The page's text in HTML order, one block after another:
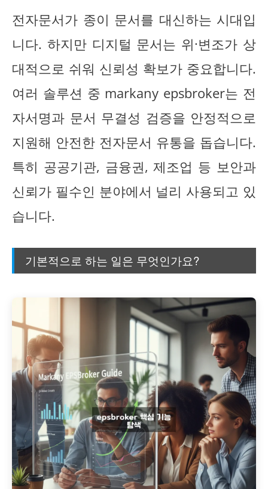
전자문서가 종이 문서를 대신하는 시대입
니다. 하지만 디지털 문서는 위·변조가 상
대적으로 쉬워 신뢰성 확보가 중요합니다.
여러 솔루션 중 markany epsbroker는 전
자서명과 문서 무결성 검증을 안정적으로
지원해 안전한 전자문서 유통을 돕습니다.
특히 공공기관, 금융권, 제조업 등 보안과
신뢰가 필수인 분야에서 널리 사용되고 있
습니다.
기본적으로 하는 일은 무엇인가요?